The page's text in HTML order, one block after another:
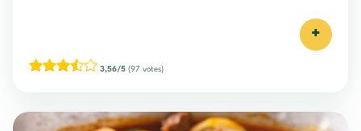
+
3,56/5 (97 votes)